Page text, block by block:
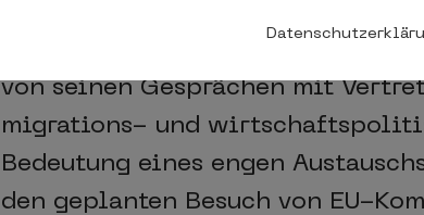
Sachsen-Anhalts
hieß die Gäste in der
von seinen Gesprächen mit
migrations- und
Bedeutung eines engen
den geplanten Besuch von EU-